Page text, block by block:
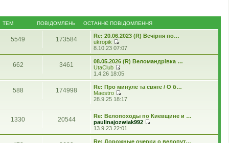
ТЕМ ПОВІДОМЛЕНЬ ОСТАННЄ ПОВІДОМЛЕННЯ
5549 173584
Re: 20.06.2023 (R) Вечірня по…
ukropik
П
е
р
е
г
л
н
у
т
и
о
с
т
8.10.23 07:07
662 3461
08.05.2026 (R) Веломандрівка …
UtaClub
П
е
р
е
г
л
я
н
у
т
и
о
1.4.26 18:05
588 174998
Re: Про минуле та святе / О б…
Maestro
П
р
е
г
л
я
н
28.9.25 18:17
1330 20544
Re: Велопоходы по Киевщине и …
paulinajozwiak992
е
р
13.9.23 22:01
Re: Дорожные очерки о велопут…